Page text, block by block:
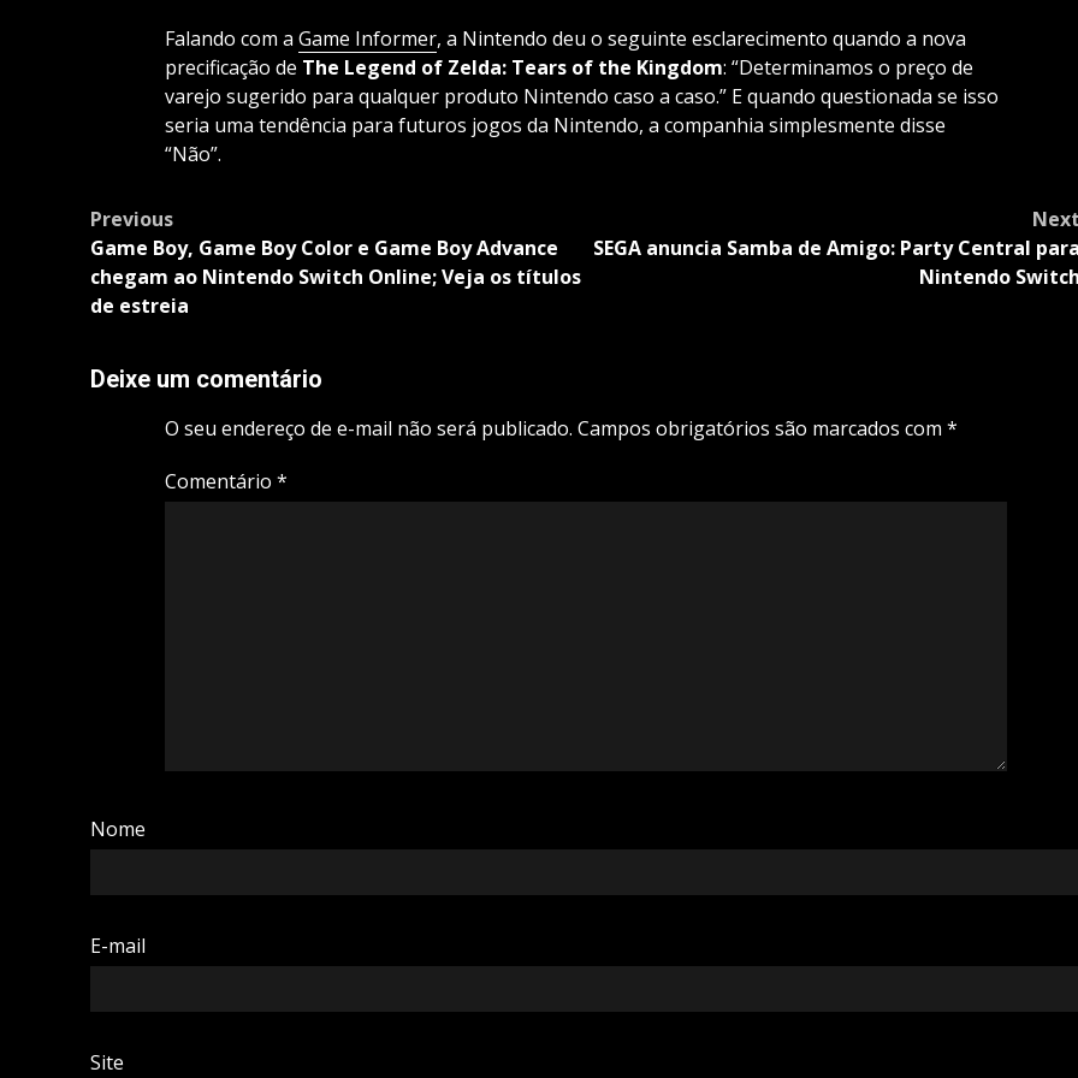
Falando com a Game Informer, a Nintendo deu o seguinte esclarecimento quando a nova
precificação de The Legend of Zelda: Tears of the Kingdom: “Determinamos o preço de
varejo sugerido para qualquer produto Nintendo caso a caso.” E quando questionada se isso
seria uma tendência para futuros jogos da Nintendo, a companhia simplesmente disse
“Não”.
Post
navigation
Previous
Game Boy, Game Boy Color e Game Boy Advance
chegam ao Nintendo Switch Online; Veja os títulos
de estreia
Next
SEGA anuncia Samba de Amigo: Party Central para
Nintendo Switch
Deixe um comentário
O seu endereço de e-mail não será publicado. Campos obrigatórios são marcados com *
Comentário *
Nome
E-mail
Site